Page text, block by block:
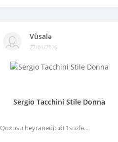
Vüsalə
27/01/2026
Sergio Tacchini Stile Donna
Qoxusu heyranedicidi 1sozlə...